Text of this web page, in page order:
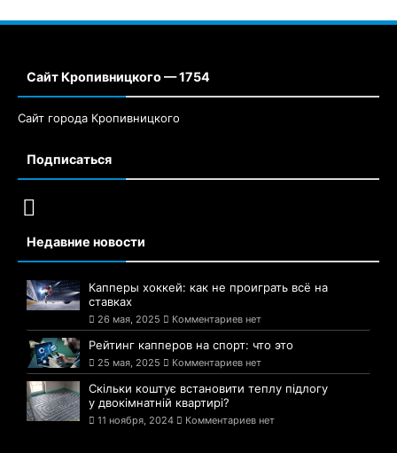
Сайт Кропивницкого — 1754
Сайт города Кропивницкого
Подписаться
Недавние новости
Капперы хоккей: как не проиграть всё на
ставках
26 мая, 2025 Комментариев нет
Рейтинг капперов на спорт: что это
25 мая, 2025 Комментариев нет
Скільки коштує встановити теплу підлогу
у двокімнатній квартирі?
11 ноября, 2024 Комментариев нет